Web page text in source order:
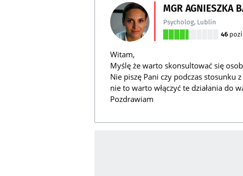
MGR AGNIESZKA
Psycholog, Lublin
46
Witam,
Myślę że warto skonsultować się
Nie piszę Pani czy podczas stosunku
nie to warto włączyć te działania do
Pozdrawiam